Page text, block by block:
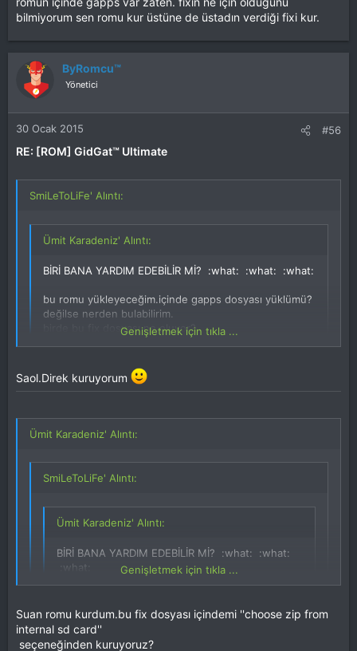
bilmiyorum sen romu kur üstüne de üstadın verdiği fixi kur.
ByRomcu™
Yönetici
30 Ocak 2015 #56
RE: [ROM] GidGat™ Ultimate
SmiLeToLiFe' Alıntı:
Ümit Karadeniz' Alıntı:
BİRİ BANA YARDIM EDEBİLİR Mİ? :what: :what: :what:
bu romu yükleyeceğim.içinde gapps dosyası yüklümü?
değilse nerden bulabilirim.
birde bu fix dosyası ne oluyor?
romun içinde gapps var zaten. fixin ne için olduğunu
Genişletmek için tıkla ...
Saol.Direk kuruyorum
Ümit Karadeniz' Alıntı:
SmiLeToLiFe' Alıntı:
Ümit Karadeniz' Alıntı:
BİRİ BANA YARDIM EDEBİLİR Mİ? :what: :what:
:what:
birde bu fix dosyası ne oluyor?
ACİL YARDIM :what: :what: :what: :what:
Genişletmek için tıkla ...
Genişletmek için tıkla ...
Genişletmek için tıkla ...
Suan romu kurdum.bu fix dosyası içindemi ''choose zip from
internal sd card''
seçeneğinden kuruyoruz?